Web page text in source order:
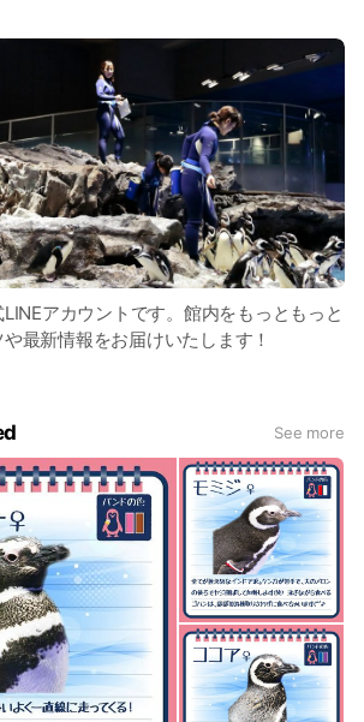
アカウントです。館内をもっともっと
最新情報をお届けいたします！
See more